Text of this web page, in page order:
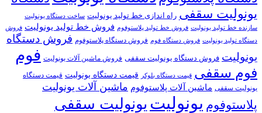
یونولیت سقفی راه اندازی خط تولید یونولیت ساخت دستگاه یونولیت
سازنده خط تولید یونولیت فروش خط تولید پلاستوفوم فروش خط تولید یونولیت فروش
دستگاه تولید یونولیت فروش دستگاه فوم فروش دستگاه پلاستوفوم فروش دستگاه
یونولیت فروش دستگاه یونولیت سقفی فروش ماشین آلات یونولیت فوم
فوم سقفی قیمت دستگاه بلوکر قیمت دستگاه یونولیت قیمت دستگاه
یونولیت سقفی ماشین آلات پلاستوفوم ماشین آلات یونولیت
پلاستوفوم یونولیت یونولیت سقفی